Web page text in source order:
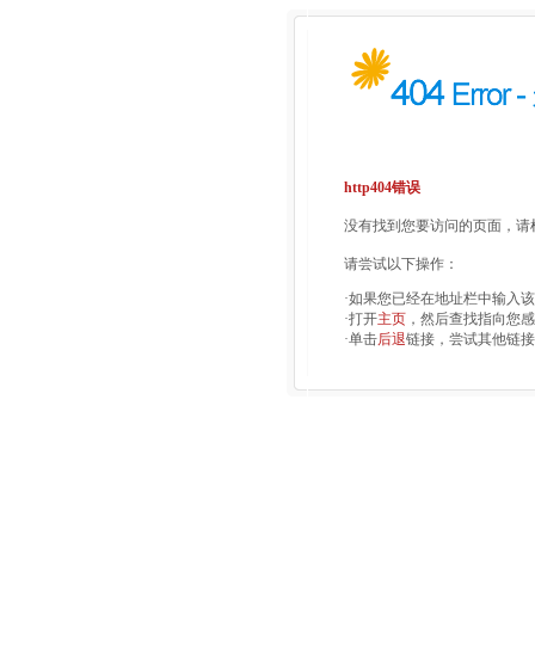
http404错误
没有找到您要访问的页面，
请尝试以下操作：
·如果您已经在地址栏中输入
·打开主页 ，然后查找指向您
·单击后退链接，尝试其他链